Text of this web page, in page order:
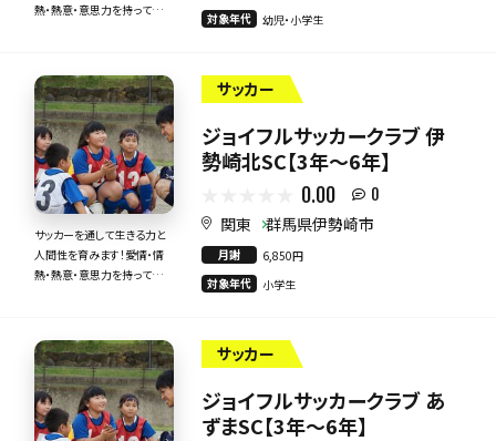
熱・熱意・意思力を持って全
対象年代
幼児・小学生
サッカーを通して生きる力と
人間性を育みます！愛情・情
熱・熱意・意思力を持って全
サッカー
ジョイフルサッカークラブ 伊
勢崎北SC【3年～6年】
0.00 0
関東 群馬県伊勢崎市
月謝
6,850円
対象年代
小学生
サッカー
ジョイフルサッカークラブ あ
ずまSC【3年～6年】